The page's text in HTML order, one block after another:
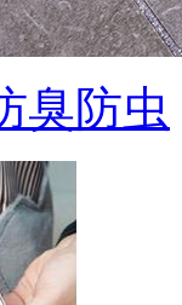
臭防虫